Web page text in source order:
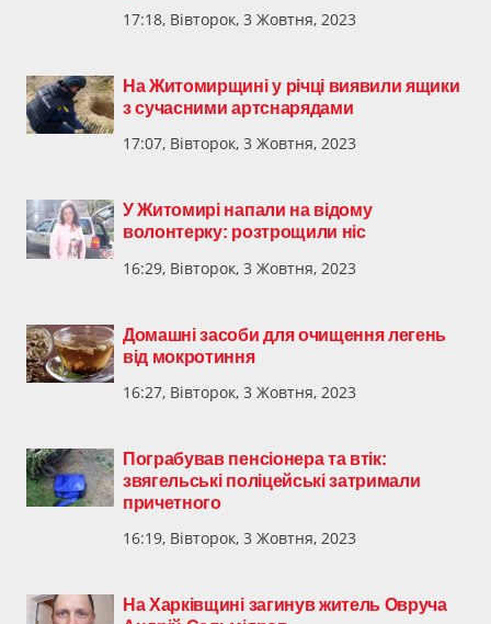
17:18, Вівторок, 3 Жовтня, 2023
На Житомирщині у річці виявили ящики
з сучасними артснарядами
17:07, Вівторок, 3 Жовтня, 2023
У Житомирі напали на відому
волонтерку: розтрощили ніс
16:29, Вівторок, 3 Жовтня, 2023
Домашні засоби для очищення легень
від мокротиння
16:27, Вівторок, 3 Жовтня, 2023
Пограбував пенсіонера та втік:
звягельські поліцейські затримали
причетного
16:19, Вівторок, 3 Жовтня, 2023
На Харківщині загинув житель Овруча